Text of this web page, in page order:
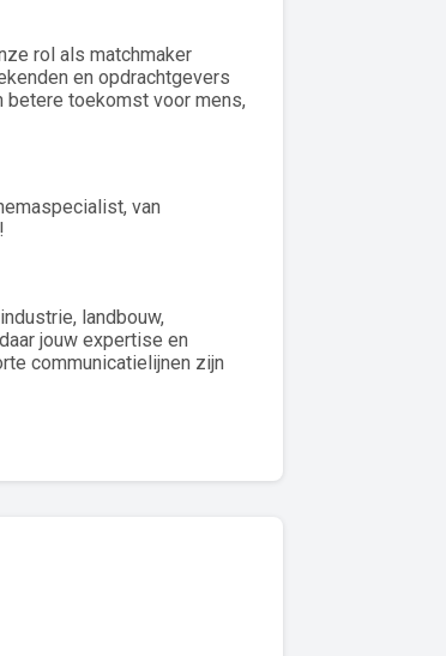
rol als matchmaker
en opdrachtgevers
betere toekomst voor mens,
van
landbouw,
jouw expertise en
communicatielijnen zijn